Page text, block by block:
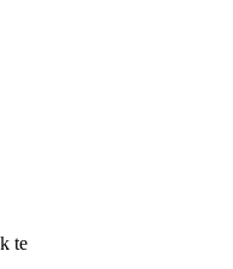
te